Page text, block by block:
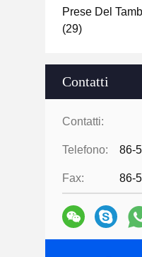
Prese Del
(29)
Contatti
Contatti:
Telefono: 86-
Fax: 86-